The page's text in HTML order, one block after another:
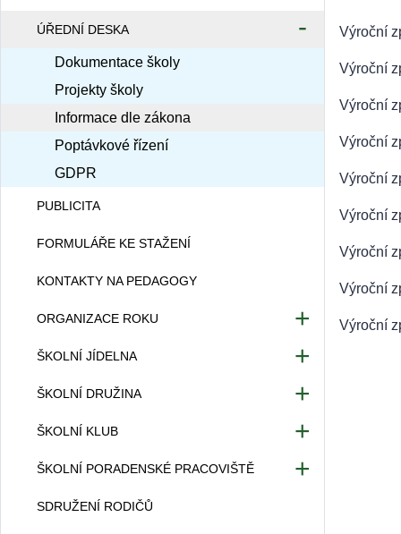
Výroční
Výroční
Výroční
Výroční
Výroční
Výroční
Výroční
Výroční
Výroční
ÚŘEDNÍ DESKA
Dokumentace školy
Projekty školy
Informace dle zákona
Poptávkové řízení
GDPR
PUBLICITA
FORMULÁŘE KE STAŽENÍ
KONTAKTY NA PEDAGOGY
ORGANIZACE ROKU
Organizace školního roku
Zvonění
Sešity a pomůcky
ŠKOLNÍ JÍDELNA
Kontakty ŠJ
Přihláška ke školnímu stravování
Provozní řád ŠJ pro zaměstnance
ŠKOLNÍ DRUŽINA
Charakteristika
ŠKOLNÍ KLUB
O školním klubu
ŠKOLNÍ PORADENSKÉ PRACOVIŠTĚ
Výchovná a kariérová poradkyně
SDRUŽENÍ RODIČŮ